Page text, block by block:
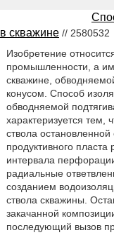
в скважине // 2580532
Изобретение
промышленности, а
скважине,
конусом. Способ
обводняемой
характеризуется тем,
ствола
продуктивного
интервала
радиальные
созданием
ствола скважины.
закачанной
последующий вызов